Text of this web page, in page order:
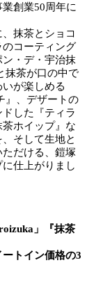
創業50周年に
抹茶とショコ
コーティング
・デ・宇治抹
抹茶が口の中で
が楽しめる
』、デザートの
した『ティラ
ホイップ』な
そして生地と
だける、鎧塚
仕上がりまし
」『抹茶
トイン価格の3